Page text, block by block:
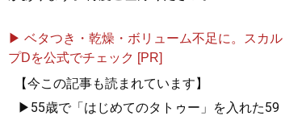
▶ ベタつき・乾燥・ボリューム不足に。スカル
プDを公式でチェック [PR]
【今この記事も読まれています】
▶55歳で「はじめてのタトゥー」を入れた59